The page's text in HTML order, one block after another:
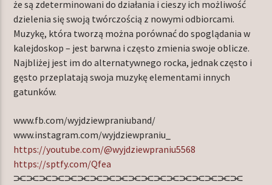
że są zdeterminowani do działania i cieszy ich możliwość
dzielenia się swoją twórczością z nowymi odbiorcami.
Muzykę, która tworzą można porównać do spoglądania w
kalejdoskop – jest barwna i często zmienia swoje oblicze.
Najbliżej jest im do alternatywnego rocka, jednak często i
gęsto przeplatają swoja muzykę elementami innych
gatunków.
www.fb.com/wyjdziewpraniuband/
www.instagram.com/wyjdziewpraniu_
https://youtube.com/@wyjdziewpraniu5568
https://sptfy.com/Qfea
⫘⫘⫘⫘⫘⫘⫘⫘⫘⫘⫘⫘⫘⫘⫘⫘⫘⫘